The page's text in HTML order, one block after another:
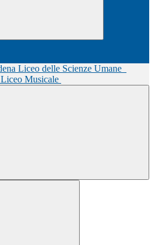
Liceo delle Scienze Umane
Liceo Musicale